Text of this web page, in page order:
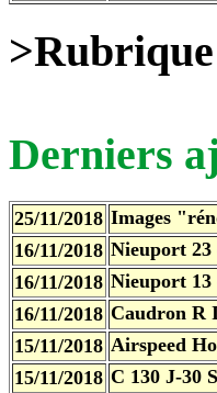
Derniers
25/11/2018 Images
16/11/2018 Nieuport 23
16/11/2018 Nieuport 13
16/11/2018 Caudron R
15/11/2018 Airspeed
15/11/2018 C 130 J-30